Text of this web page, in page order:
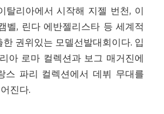
탈리아에서 시작해 지젤 번천, 이
벨, 린다 에반젤리스타 등 세계적
권위있는 모델선발대회이다. 입
아 로마 컬렉션과 보그 매거진에
스 파리 컬렉션에서 데뷔 무대를
진다.